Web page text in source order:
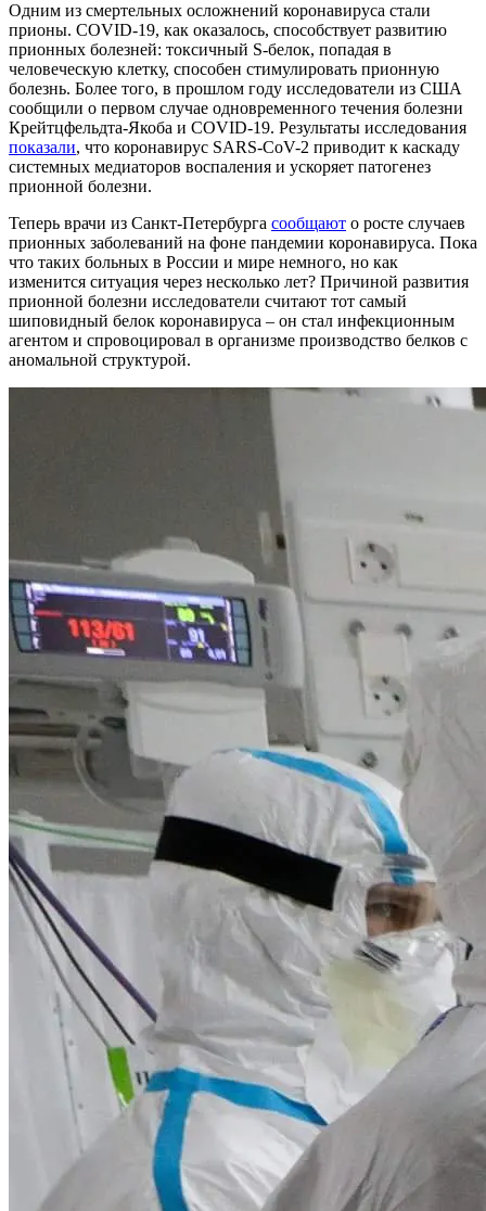
Одним из смертельных осложнений коронавируса стали
прионы. COVID-19, как оказалось, способствует развитию
прионных болезней: токсичный S-белок, попадая в
человеческую клетку, способен стимулировать прионную
болезнь. Более того, в прошлом году исследователи из США
сообщили о первом случае одновременного течения болезни
Крейтцфельдта-Якоба и COVID-19. Результаты исследования
показали, что коронавирус SARS-CoV-2 приводит к каскаду
системных медиаторов воспаления и ускоряет патогенез
прионной болезни.
Теперь врачи из Санкт-Петербурга сообщают о росте случаев
прионных заболеваний на фоне пандемии коронавируса. Пока
что таких больных в России и мире немного, но как
изменится ситуация через несколько лет? Причиной развития
прионной болезни исследователи считают тот самый
шиповидный белок коронавируса – он стал инфекционным
агентом и спровоцировал в организме производство белков с
аномальной структурой.